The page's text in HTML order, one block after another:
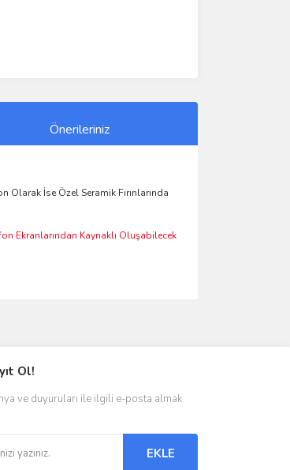
Önerileriniz
Olarak İse Özel Seramik Fırınlarında
Ekranlarından Kaynaklı Oluşabilecek
Ol!
ve duyuruları ile ilgili e-posta almak
EKLE